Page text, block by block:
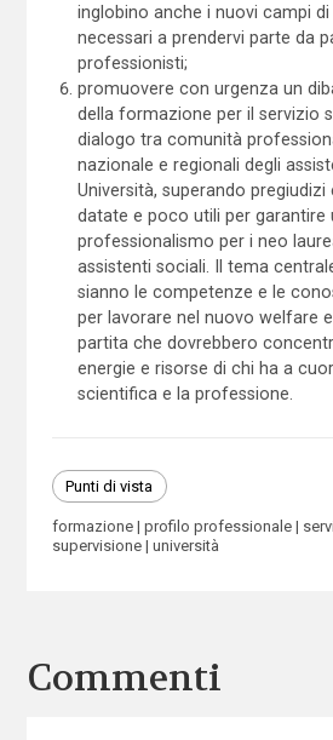
inglobino anche i nuovi campi
necessari a prendervi parte da
professionisti;
promuovere con urgenza un
della formazione per il servizio
dialogo tra comunità
nazionale e regionali degli
Università, superando pregiudizi
datate e poco utili per garantire
professionalismo per i neo
assistenti sociali. Il tema
sianno le competenze e le
per lavorare nel nuovo welfare
partita che dovrebbero
energie e risorse di chi ha a
scientifica e la professione.
Punti di vista
formazione profilo professionale
supervisione
università
Commenti